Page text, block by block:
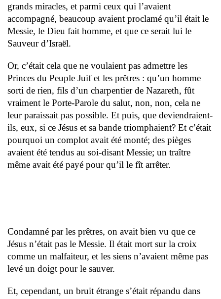
grands miracles, et parmi ceux qui l’avaient
accompagné, beaucoup avaient proclamé qu’il était le
Messie, le Dieu fait homme, et que ce serait lui le
Sauveur d’Israël.
Or, c’était cela que ne voulaient pas admettre les
Princes du Peuple Juif et les prêtres : qu’un homme
sorti de rien, fils d’un charpentier de Nazareth, fût
vraiment le Porte-Parole du salut, non, non, cela ne
leur paraissait pas possible. Et puis, que deviendraient-
ils, eux, si ce Jésus et sa bande triomphaient? Et c’était
pourquoi un complot avait été monté; des pièges
avaient été tendus au soi-disant Messie; un traître
même avait été payé pour qu’il le fît arrêter.
Condamné par les prêtres, on avait bien vu que ce
Jésus n’était pas le Messie. Il était mort sur la croix
comme un malfaiteur, et les siens n’avaient même pas
levé un doigt pour le sauver.
Et, cependant, un bruit étrange s’était répandu dans